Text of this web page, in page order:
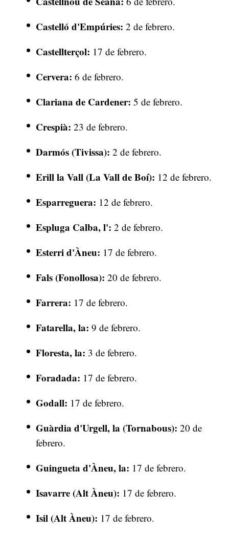
Castelló d'Empúries: 2 de febrero.
Castellterçol: 17 de febrero.
Cervera: 6 de febrero.
Clariana de Cardener: 5 de febrero.
Crespià: 23 de febrero.
Darmós (Tivissa): 2 de febrero.
Erill la Vall (La Vall de Boí): 12 de febrero.
Esparreguera: 12 de febrero.
Espluga Calba, l': 2 de febrero.
Esterri d'Àneu: 17 de febrero.
Fals (Fonollosa): 20 de febrero.
Farrera: 17 de febrero.
Fatarella, la: 9 de febrero.
Floresta, la: 3 de febrero.
Foradada: 17 de febrero.
Godall: 17 de febrero.
Guàrdia d'Urgell, la (Tornabous): 20 de
febrero.
Guingueta d'Àneu, la: 17 de febrero.
Isavarre (Alt Àneu): 17 de febrero.
Isil (Alt Àneu): 17 de febrero.